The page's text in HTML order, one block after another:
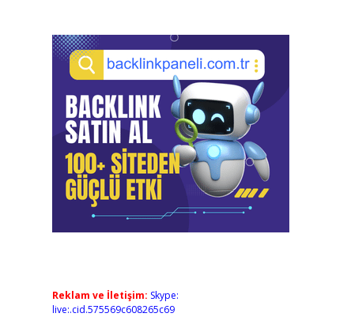
Reklam ve İletişim: Skype:
live:.cid.575569c608265c69